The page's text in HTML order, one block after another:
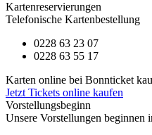
Kartenreservierungen
Telefonische Kartenbestellung
0228 63 23 07
0228 63 55 17
Karten online bei Bonnticket
Jetzt Tickets online kaufen
Vorstellungsbeginn
Unsere Vorstellungen beginnen